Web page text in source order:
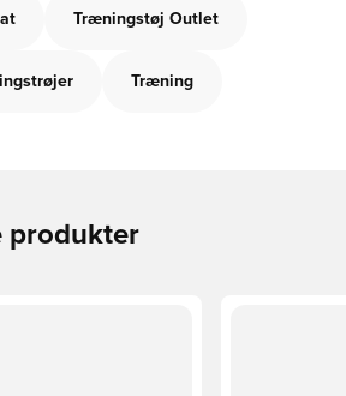
Træningstøj Outlet
Træning
produkter